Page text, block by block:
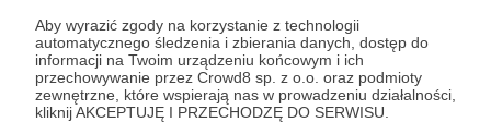
Aby wyrazić zgody na korzystanie z technologii
automatycznego śledzenia i zbierania danych, dostęp do
informacji na Twoim urządzeniu końcowym i ich
przechowywanie przez Crowd8 sp. z o.o. oraz podmioty
zewnętrzne, które wspierają nas w prowadzeniu działalności,
kliknij AKCEPTUJĘ I PRZECHODZĘ DO SERWISU.
space weirdos tabletop wargaming ilustracja
nerd sirens